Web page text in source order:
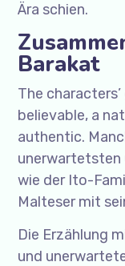
Ära schien.
Barakat
The
believable, a
authentic.
unerwartetsten
wie der Ito-
Malteser mit
Die Erzählung
und